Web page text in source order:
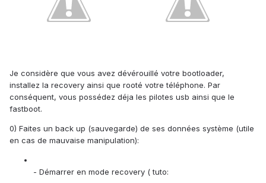
Je considère que vous avez dévérouillé votre bootloader,
installez la recovery ainsi que rooté votre téléphone. Par
conséquent, vous possédez déja les pilotes usb ainsi que le
fastboot.
0) Faites un back up (sauvegarde) de ses données système (utile
en cas de mauvaise manipulation):
- Démarrer en mode recovery ( tuto: